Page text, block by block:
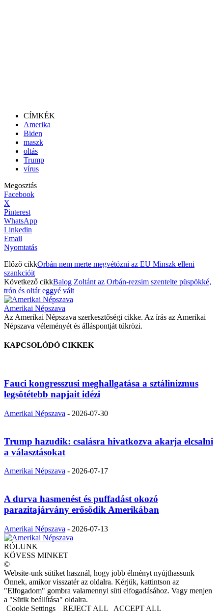
CÍMKÉK
Amerika
Biden
maszk
oltás
Trump
vírus
Megosztás
Facebook
X
Pinterest
WhatsApp
Linkedin
Email
Nyomtatás
Előző cikkOrbán nem merte megvétózni az EU Minszk elleni
szankcióit
Következő cikkBalog Zoltánt az Orbán-rezsim szentelte püspökké,
trón és oltár eggyé vált
Amerikai Népszava
Az Amerikai Népszava szerkesztőségi cikke. Az írás az Amerikai
Népszava véleményét és álláspontját tükrözi.
KAPCSOLÓDÓ CIKKEK
Fauci kongresszusi meghallgatása a sztálinizmus
legsötétebb napjait idézi
Amerikai Népszava - 2026-07-30
Trump hazudik: csalásra hivatkozva akarja elcsalni
a választásokat
Amerikai Népszava - 2026-07-17
A durva hasmenést és puffadást okozó
parazitajárvány erősödik Amerikában
Amerikai Népszava - 2026-07-13
RÓLUNK
KÖVESS MINKET
©
Website-unk sütiket használ, hogy jobb élményt nyújthassunk
Önnek, amikor visszatér az oldalra. Kérjük, kattintson az
"Elfogadom" gombra valamennyi süti elfogadásához. Vagy menjen
a "Sütik beállítása" oldalra.
Cookie Settings
REJECT ALL ACCEPT ALL